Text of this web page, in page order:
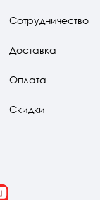
Сотрудничество
Доставка
Оплата
Скидки